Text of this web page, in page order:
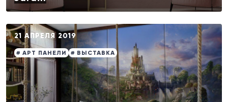
21 АПРЕЛЯ 2019
# АРТ ПАНЕЛИ # ВЫСТАВКА